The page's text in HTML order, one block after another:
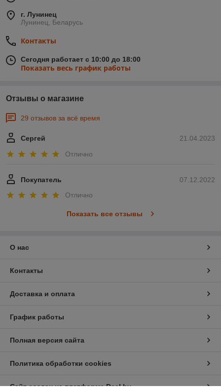
г. Лунинец
Лунинец, Беларусь
Контакты
Сегодня работает с 10:00 до 18:00
Показать весь график работы
Отзывы о магазине
29 отзывов за всё время
21.04.2023
Сергей
Отлично
07.12.2022
Покупатель
Отлично
Показать все отзывы
О нас
Контакты
Доставка и оплата
График работы
Полная версия сайта
Политика обработки cookies
Сайт создан на платформе Deal.by